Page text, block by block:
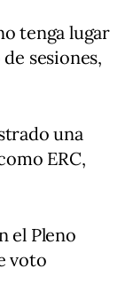
tenga lugar
sesiones,
una
ERC,
el Pleno
voto